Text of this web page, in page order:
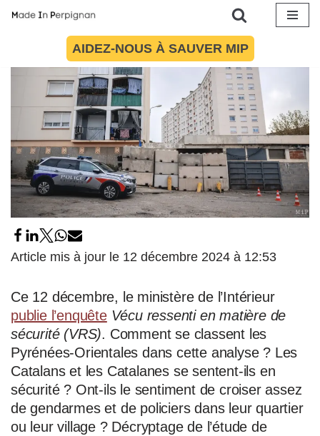
contenu
AIDEZ-NOUS À SAUVER MIP
Article mis à jour le 12 décembre 2024 à 12:53
Ce 12 décembre, le ministère de l’Intérieur
publie l’enquête Vécu ressenti en matière de
sécurité (VRS). Comment se classent les
Pyrénées-Orientales dans cette analyse ? Les
Catalans et les Catalanes se sentent-ils en
sécurité ? Ont-ils le sentiment de croiser assez
de gendarmes et de policiers dans leur quartier
ou leur village ? Décryptage de l’étude de